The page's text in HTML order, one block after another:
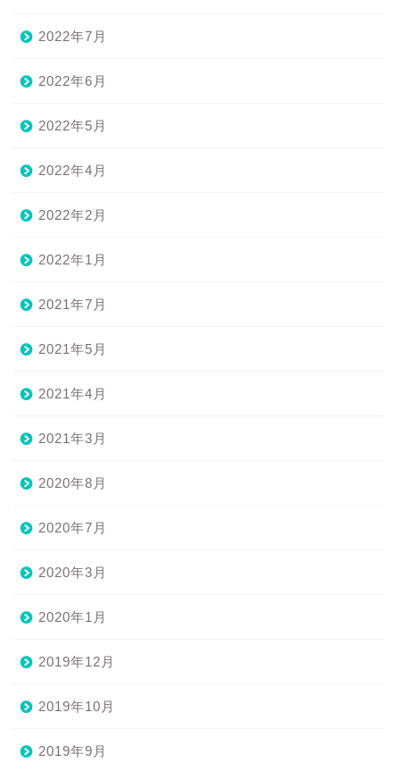
2022年7月
2022年6月
2022年5月
2022年4月
2022年2月
2022年1月
2021年7月
2021年5月
2021年4月
2021年3月
2020年8月
2020年7月
2020年3月
2020年1月
2019年12月
2019年10月
2019年9月